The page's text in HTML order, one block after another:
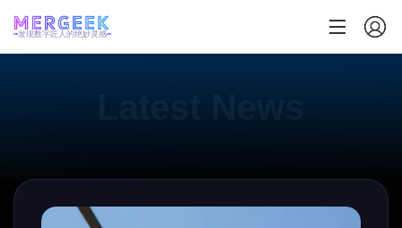
发现数字匠人的绝妙灵感